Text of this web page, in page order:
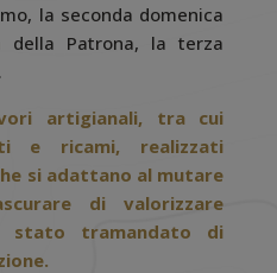
la seconda domenica
della Patrona, la terza
artigianali, tra cui
e ricami, realizzati
si adattano al mutare
di valorizzare
stato tramandato di